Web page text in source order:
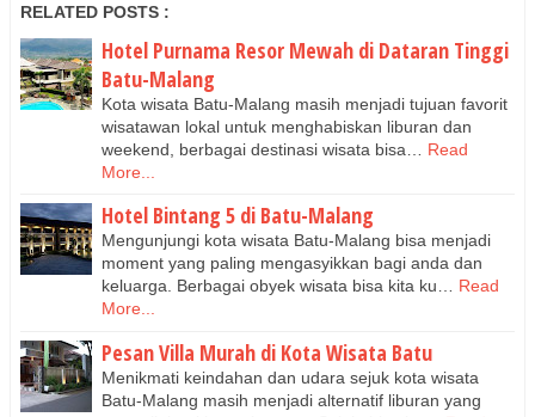
RELATED POSTS :
Hotel Purnama Resor Mewah di Dataran Tinggi
Batu-Malang
Kota wisata Batu-Malang masih menjadi tujuan favorit
wisatawan lokal untuk menghabiskan liburan dan
weekend, berbagai destinasi wisata bisa…
Read
More...
Hotel Bintang 5 di Batu-Malang
Mengunjungi kota wisata Batu-Malang bisa menjadi
moment yang paling mengasyikkan bagi anda dan
keluarga. Berbagai obyek wisata bisa kita ku…
Read
More...
Pesan Villa Murah di Kota Wisata Batu
Menikmati keindahan dan udara sejuk kota wisata
Batu-Malang masih menjadi alternatif liburan yang